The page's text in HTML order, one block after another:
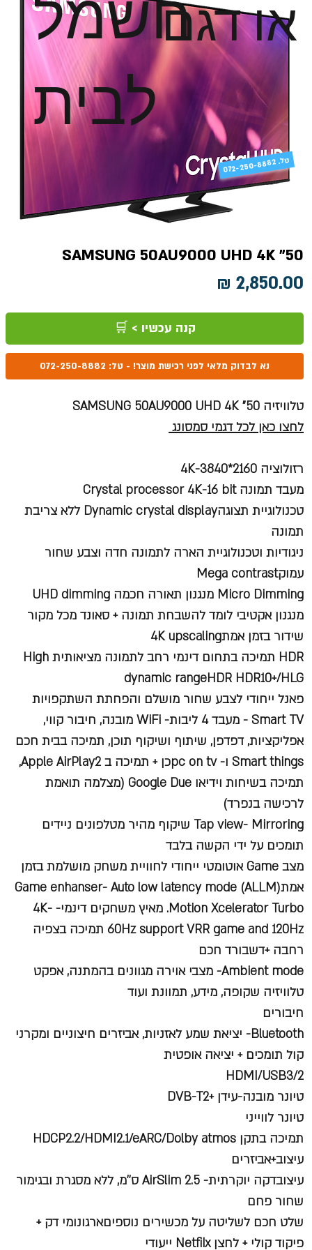
או דגם
לבית
SAMSUNG 50AU9000 UHD 4K "50
קנה עכשיו > 🛒
נא לבדוק מלאי לפני רכישת מוצר! - טל: 072-250-8882
טלוויזיה SAMSUNG 50AU9000 UHD 4K "50
לחצו כאן לכל דגמי סמסונג
רזולוציה 4K-3840*2160
מעבד תמונה Crystal processor 4K-16 bit
טכנולוגיית תצוגהDynamic crystal display ללא צריבת
תמונה
ניגודיות וטכנולוגיית הארה לתמונה חדה וצבע שחור
עמוקMega contrast
Micro Dimming מנגנון תאורה חכמה UHD dimming
מנגנון אקטיבי לומד להשבחת תמונה + סאונד מכל מקור
שידור בזמן אמת4K upscaling
HDR תמיכה בתחום דינמי רחב לתמונה מציאותית High
dynamic rangeHDR HDR10+/HLG
פאנל ייחודי לצבע שחור מושלם והפחתת השתקפויות
Smart TV - מעבד 4 ליבות- WiFi מובנה, חיבור קווי,
אפליקציות, דפדפן, שיתוף ושיקוף תוכן, תמיכה בבית חכם
Smart things ו- pc on tvכן + תמיכה ב Apple AirPlay2,
תמיכה בשיחות וידיאו Google Due (מצלמה תואמת
לרכישה בנפרד)
Tap view- Mirroring שיקוף מהיר מטלפונים ניידים
תומכים על ידי הקשה בלבד
מצב Game אוטומטי ייחודי לחוויית משחק מושלמת בזמן
אמתGame enhanser- Auto low latency mode (ALLM)
Motion Xcelerator Turbo. מאיץ משחקים דינמי- 4K-
60Hz support VRR game and 120Hz תמיכה בצפיה
רחבה +דשבורד חכם
Ambient mode- מצבי אוירה מגוונים בהמתנה, אפקט
טלוויזיה שקופה, מידע, תמוונת ועוד
חיבורים
Bluetooth- יציאת שמע לאזניות, אביזרים חיצוניים ומקרני
קול תומכים + יציאה אופטית
HDMI/USB3/2
טיונר מובנה-עידן +DVB-T2
טיונר לווייני
תמיכה בתקן HDCP2.2/HDMI2.1/eARC/Dolby atmos
עיצוב+אביזרים
עיצובדקה יוקרתית- AirSlim 2.5 ס''מ, ללא מסגרת ובגימור
שחור פחם
שלט חכם לשליטה על מכשירים נוספיםארגונומי דק +
פיקוד קולי + לחצן Netfilx ייעודי
072-250-8882 .טל